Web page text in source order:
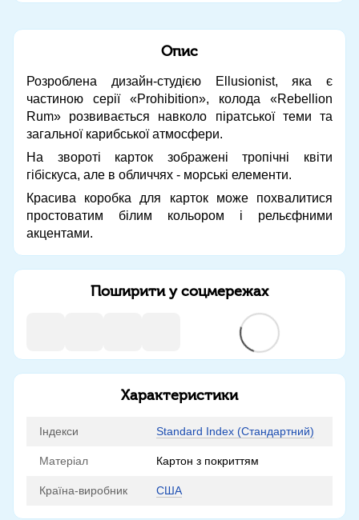
Опис
Розроблена дизайн-студією Ellusionist, яка є
частиною серії «Prohibition», колода «Rebellion
Rum» розвивається навколо піратської теми та
загальної карибської атмосфери.
На звороті карток зображені тропічні квіти
гібіскуса, але в обличчях - морські елементи.
Красива коробка для карток може похвалитися
простоватим білим кольором і рельєфними
акцентами.
Поширити у соцмережах
Характеристики
Індекси Standard Index (Стандартний)
Матеріал Картон з покриттям
Країна-виробник США